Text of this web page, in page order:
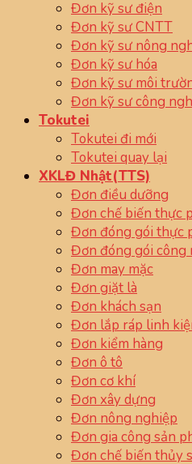
Đơn kỹ sư điện
Đơn kỹ sư CNTT
Đơn kỹ sư nông
Đơn kỹ sư hóa
Đơn kỹ sư môi
Đơn kỹ sư công
Tokutei
Tokutei đi mới
Tokutei quay lại
XKLĐ Nhật(TTS)
Đơn điều dưỡng
Đơn chế biến thực
Đơn đóng gói thực
Đơn đóng gói công
Đơn may mặc
Đơn giặt là
Đơn khách sạn
Đơn lắp ráp linh
Đơn kiểm hàng
Đơn ô tô
Đơn cơ khí
Đơn xây dựng
Đơn nông nghiệp
Đơn gia công sản
Đơn chế biến thủy